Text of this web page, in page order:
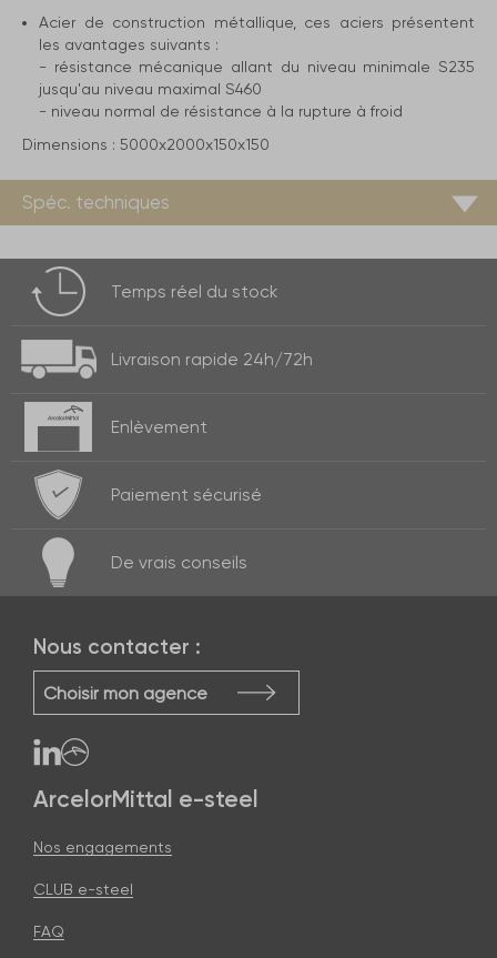
Acier de construction métallique, ces aciers présentent
les avantages suivants :
- résistance mécanique allant du niveau minimale S235
jusqu'au niveau maximal S460
- niveau normal de résistance à la rupture à froid
Dimensions : 5000x2000x150x150
Spéc. techniques
Temps réel du stock
Livraison rapide 24h/72h
Enlèvement
Paiement sécurisé
De vrais conseils
ArcelorMittal e-steel
Nos engagements
CLUB e-steel
FAQ
Nous contacter :
Choisir mon agence